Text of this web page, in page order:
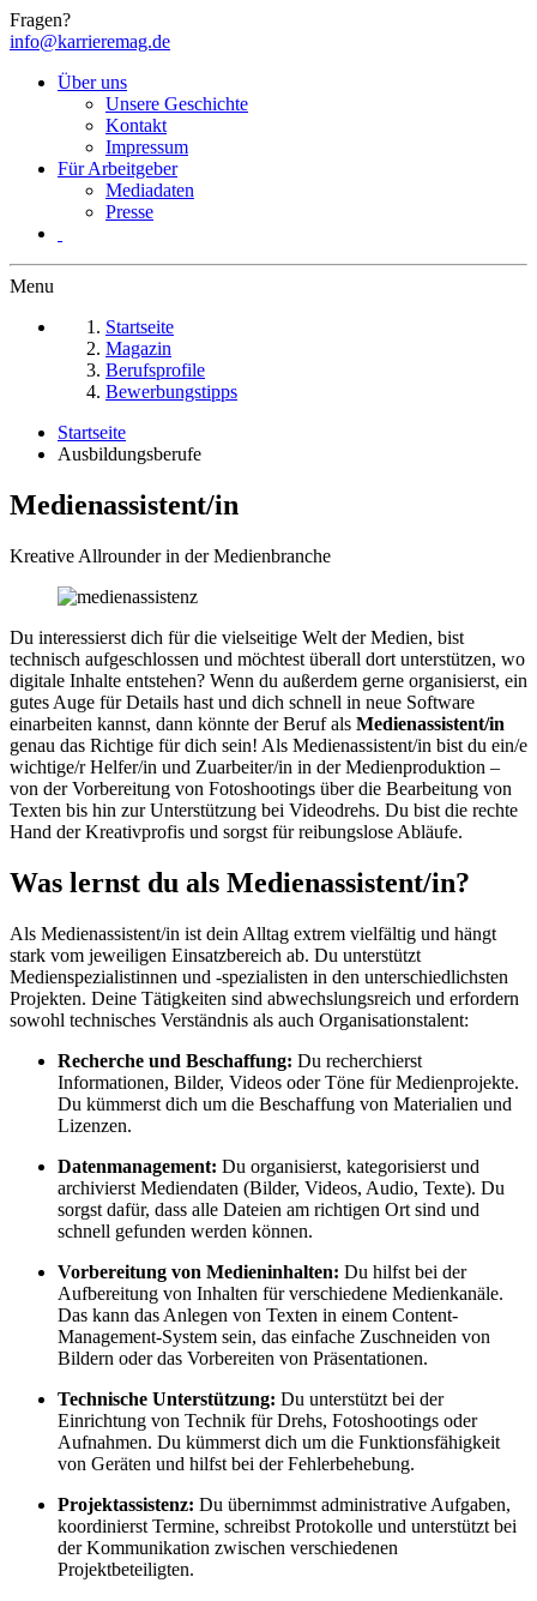
Fragen?
info@karrieremag.de
Über uns
Unsere Geschichte
Kontakt
Impressum
Für Arbeitgeber
Mediadaten
Presse
Menu
Startseite
Magazin
Berufsprofile
Bewerbungstipps
Startseite
Ausbildungsberufe
Medienassistent/in
Kreative Allrounder in der Medienbranche
Du interessierst dich für die vielseitige Welt der Medien, bist
technisch aufgeschlossen und möchtest überall dort unterstützen, wo
digitale Inhalte entstehen? Wenn du außerdem gerne organisierst, ein
gutes Auge für Details hast und dich schnell in neue Software
einarbeiten kannst, dann könnte der Beruf als Medienassistent/in
genau das Richtige für dich sein! Als Medienassistent/in bist du ein/e
wichtige/r Helfer/in und Zuarbeiter/in in der Medienproduktion –
von der Vorbereitung von Fotoshootings über die Bearbeitung von
Texten bis hin zur Unterstützung bei Videodrehs. Du bist die rechte
Hand der Kreativprofis und sorgst für reibungslose Abläufe.
Was lernst du als Medienassistent/in?
Als Medienassistent/in ist dein Alltag extrem vielfältig und hängt
stark vom jeweiligen Einsatzbereich ab. Du unterstützt
Medienspezialistinnen und -spezialisten in den unterschiedlichsten
Projekten. Deine Tätigkeiten sind abwechslungsreich und erfordern
sowohl technisches Verständnis als auch Organisationstalent:
Recherche und Beschaffung: Du recherchierst
Informationen, Bilder, Videos oder Töne für Medienprojekte.
Du kümmerst dich um die Beschaffung von Materialien und
Lizenzen.
Datenmanagement: Du organisierst, kategorisierst und
archivierst Mediendaten (Bilder, Videos, Audio, Texte). Du
sorgst dafür, dass alle Dateien am richtigen Ort sind und
schnell gefunden werden können.
Vorbereitung von Medieninhalten: Du hilfst bei der
Aufbereitung von Inhalten für verschiedene Medienkanäle.
Das kann das Anlegen von Texten in einem Content-
Management-System sein, das einfache Zuschneiden von
Bildern oder das Vorbereiten von Präsentationen.
Technische Unterstützung: Du unterstützt bei der
Einrichtung von Technik für Drehs, Fotoshootings oder
Aufnahmen. Du kümmerst dich um die Funktionsfähigkeit
von Geräten und hilfst bei der Fehlerbehebung.
Projektassistenz: Du übernimmst administrative Aufgaben,
koordinierst Termine, schreibst Protokolle und unterstützt bei
der Kommunikation zwischen verschiedenen
Projektbeteiligten.